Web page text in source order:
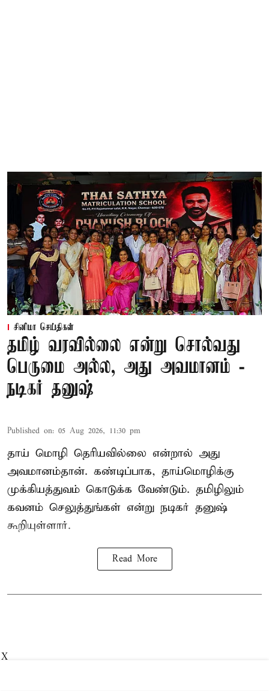
சினிமா செய்திகள்
தமிழ் வரவில்லை என்று சொல்வது
பெருமை அல்ல, அது அவமானம் -
நடிகர் தனுஷ்
Published on: 05 Aug 2026, 11:30 pm
தாய் மொழி தெரியவில்லை என்றால் அது
அவமானம்தான். கண்டிப்பாக, தாய்மொழிக்கு
முக்கியத்துவம் கொடுக்க வேண்டும். தமிழிலும்
கவனம் செலுத்துங்கள் என்று நடிகர் தனுஷ்
கூறியுள்ளார்.
Read More
X